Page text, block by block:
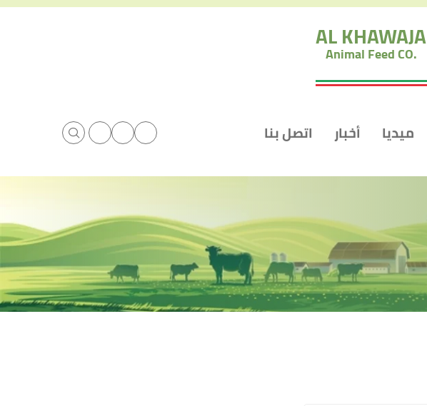
AL KHAWAJA
Animal Feed CO.
ميديا أخبار اتصل بنا